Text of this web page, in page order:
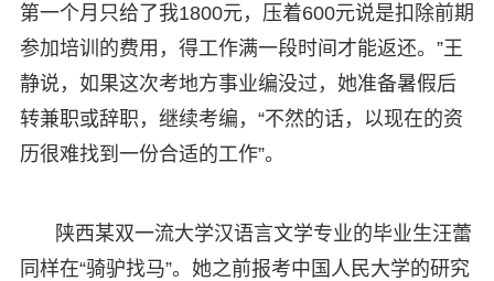
第一个月只给了我1800元，压着600元说是扣除前期
参加培训的费用，得工作满一段时间才能返还。”王
静说，如果这次考地方事业编没过，她准备暑假后
转兼职或辞职，继续考编，“不然的话，以现在的资
历很难找到一份合适的工作”。
陕西某双一流大学汉语言文学专业的毕业生汪蕾
同样在“骑驴找马”。她之前报考中国人民大学的研究